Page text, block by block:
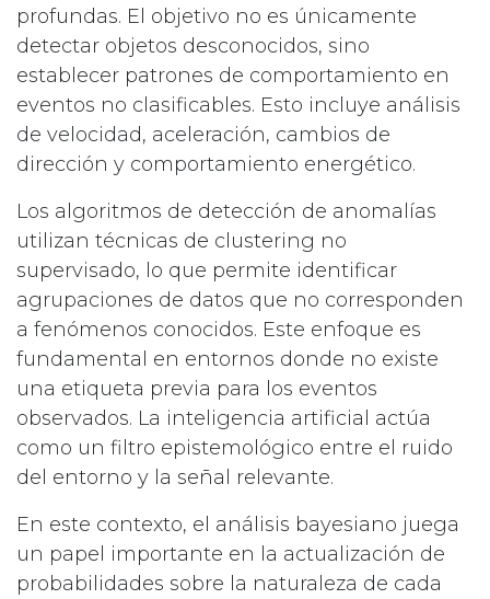
profundas. El objetivo no es únicamente
detectar objetos desconocidos, sino
establecer patrones de comportamiento en
eventos no clasificables. Esto incluye análisis
de velocidad, aceleración, cambios de
dirección y comportamiento energético.
Los algoritmos de detección de anomalías
utilizan técnicas de clustering no
supervisado, lo que permite identificar
agrupaciones de datos que no corresponden
a fenómenos conocidos. Este enfoque es
fundamental en entornos donde no existe
una etiqueta previa para los eventos
observados. La inteligencia artificial actúa
como un filtro epistemológico entre el ruido
del entorno y la señal relevante.
En este contexto, el análisis bayesiano juega
un papel importante en la actualización de
probabilidades sobre la naturaleza de cada